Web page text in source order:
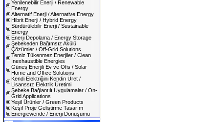
Yenilenebilir Enerji / Renewable
Energy
Alternatif Enerji / Alternative Energy
Hibrit Enerji / Hybrid Energy
Sürdürülebilir Enerji / Sustainable
Energy
Enerji Depolama / Energy Storage
Şebekeden Bağımsız Akülü
Çözümler / Off-Grid Solutions
Temiz Tükenmez Enerjiler / Clean
Inexhaustible Energies
Güneş Enerjili Ev ve Ofis / Solar
Home and Office Solutions
Kendi Elektriğini Kendin Üret /
Lisanssız Elektrik Üretimi
Şebeke Bağlantılı Uygulamalar / On-
Grid Applications
Yeşil Ürünler / Green Products
Keşif Proje Geliştirme Tasarım
Energiewende / Enerji Dönüşümü